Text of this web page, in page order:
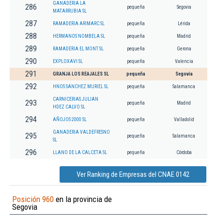
286
GANADERIA LA
MATARRUBIA SL
pequeña Segovia
287 RAMADERIA ARIMARC SL pequeña Lérida
288 HERMANOS NOMBELA SL pequeña Madrid
289 RAMADERIA EL MONT SL pequeña Gerona
290 EXPLOXAVI SL pequeña Valencia
291 GRANJA LOS REAJALES SL pequeña Segovia
292 HNOS SANCHEZ MURIEL SL pequeña Salamanca
293
CARNICERIAS JULIAN
HDEZ CALVO SL
pequeña Madrid
294 AÑOJOS 2000 SL pequeña Valladolid
295
GANADERIA VALDEFRESNO
SL
pequeña Salamanca
296 LLANO DE LA CALCETA SL pequeña Córdoba
Ver Ranking de Empresas del CNAE 0142
Posición 960 en la provincia de
Segovia